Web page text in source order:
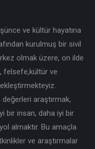
ve kültür hayatına
kurulmuş bir sivil
olmak üzere, on ilde
felsefe,kültür ve
değerleri araştırmak,
bir insan, daha iyi bir
almaktır. Bu amaçla
ve araştırmalar